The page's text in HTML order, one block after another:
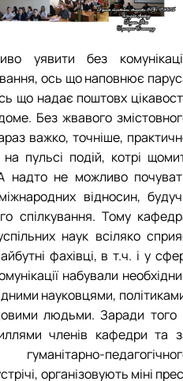
уявити без
ось що наповнює
що надає поштовх
Без жвавого
важко, точніше,
пульсі подій, котрі
надто не можливо
відносин,
спілкування. Тому
наук всіляко
фахівці, в т.ч. і у
набували
науковцями,
людьми. Заради того
членів кафедри та
організовують міні